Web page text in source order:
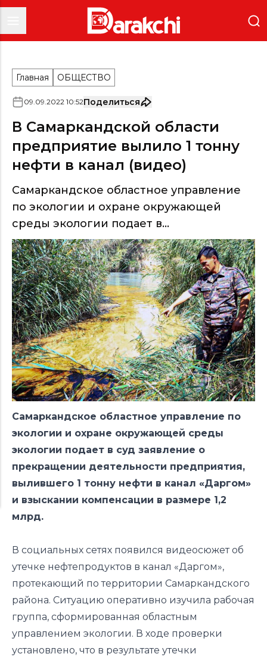
Главная ОБЩЕСТВО
09.09.2022 10:52Поделиться
В Самаркандской области
предприятие вылило 1 тонну
нефти в канал (видео)
Самаркандское областное управление
по экологии и охране окружающей
среды экологии подает в...
Самаркандское областное управление по
экологии и охране окружающей среды
экологии подает в суд заявление о
прекращении деятельности предприятия,
вылившего 1 тонну нефти в канал «Даргом»
и взыскании компенсации в размере 1,2
млрд.
В социальных сетях появился видеосюжет об
утечке нефтепродуктов в канал «Даргом»,
протекающий по территории Самаркандского
района. Ситуацию оперативно изучила рабочая
группа, сформированная областным
управлением экологии. В ходе проверки
установлено, что в результате утечки